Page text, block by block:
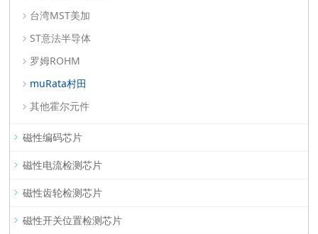
台湾MST美加
ST意法半导体
罗姆ROHM
muRata村田
其他霍尔元件
磁性编码芯片
磁性电流检测芯片
磁性齿轮检测芯片
磁性开关位置检测芯片